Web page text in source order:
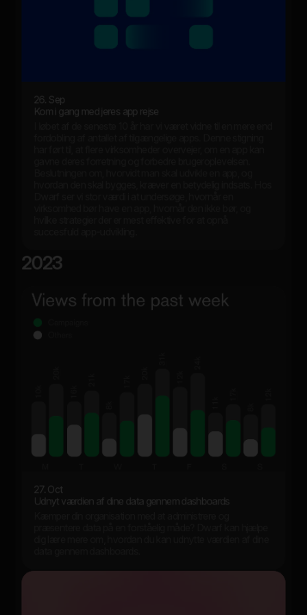
26. Sep
Kom i gang med jeres app rejse
2023
27. Oct
Udnyt værdien af dine data gennem dashboards